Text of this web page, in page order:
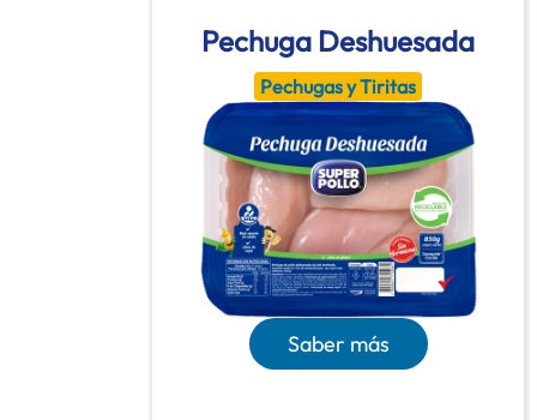
Pechuga Deshuesada
Pechugas y Tiritas
Saber más